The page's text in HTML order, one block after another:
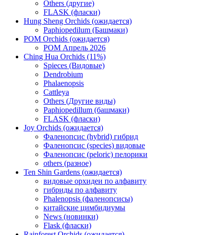
Others (другие)
FLASK (фласки)
Hung Sheng Orchids (ожидается)
Paphiopedilum (Башмаки)
POM Orchids (ожидается)
POM Апрель 2026
Ching Hua Orchids (11%)
Spieces (Видовые)
Dendrobium
Phalaenopsis
Cattleya
Others (Другие виды)
Paphiopedillum (башмаки)
FLASK (фласки)
Joy Orchids (ожидается)
Фаленопсис (hybrid) гибрид
Фаленопсис (species) видовые
Фаленопсис (peloric) пелорики
others (разное)
Ten Shin Gardens (ожидается)
видовые орхидеи по алфавиту
гибриды по алфавиту
Phalenopsis (фаленопсисы)
китайские цимбидиумы
News (новинки)
Flask (фласки)